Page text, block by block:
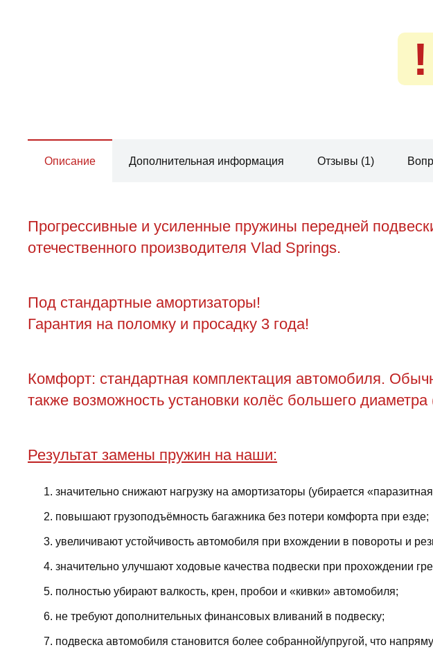
!
Описание Дополнительная информация Отзывы (1)
Прогрессивные и усиленные пружины передней
отечественного производителя Vlad Springs.
Под стандартные амортизаторы!
Гарантия на поломку и просадку 3 года!
Комфорт: стандартная комплектация автомобиля.
также возможность установки колёс большего
Результат замены пружин на наши:
значительно снижают нагрузку на амортизаторы (убирается
повышают грузоподъёмность багажника без потери комфорта при езде;
увеличивают устойчивость автомобиля при вхождении в повороты и
значительно улучшают ходовые качества подвески при прохождении
полностью убирают валкость, крен, пробои и «кивки» автомобиля;
не требуют дополнительных финансовых вливаний в подвеску;
подвеска автомобиля становится более собранной/упругой, что